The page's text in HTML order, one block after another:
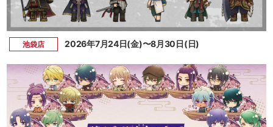
池袋店 2026年7月24日(金)〜8月30日(日)